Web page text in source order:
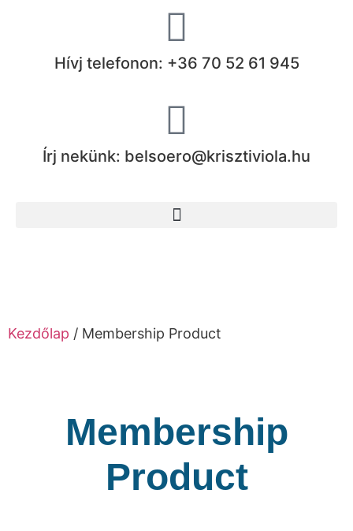
Hívj telefonon: +36 70 52 61 945
Írj nekünk: belsoero@krisztiviola.hu
Kezdőlap / Membership Product
Membership
Product